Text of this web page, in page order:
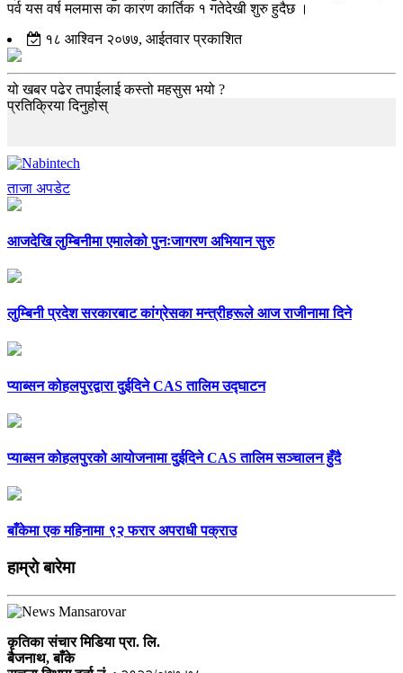
पर्व यस वर्ष मलमास का कारण कार्तिक १ गतेदेखी शुरु हुदैछ ।
१८ आश्विन २०७७, आईतवार प्रकाशित
यो खबर पढेर तपाईलाई कस्तो महसुस भयो ?
प्रतिक्रिया दिनुहोस्
ताजा अपडेट
आजदेखि लुम्बिनीमा एमालेको पुनःजागरण अभियान सुरु
लुम्बिनी प्रदेश सरकारबाट कांग्रेसका मन्त्रीहरूले आज राजीनामा दिने
प्याब्सन कोहलपुरद्वारा दुईदिने CAS तालिम उद्घाटन
प्याब्सन कोहलपुरको आयोजनामा दुईदिने CAS तालिम सञ्चालन हुँदै
बाँकेमा एक महिनामा ९२ फरार अपराधी पक्राउ
हाम्राे बारेमा
कृतिका संचार मिडिया प्रा. लि.
बैजनाथ, बाँके